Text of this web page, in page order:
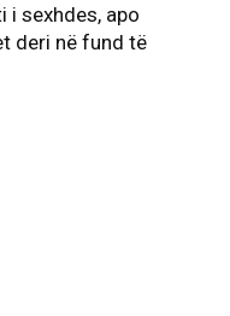
i sexhdes, apo
deri në fund të